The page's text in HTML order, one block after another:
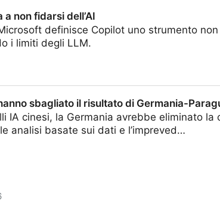
non fidarsi dell’AI
definisce Copilot uno strumento
i limiti degli LLM.
sbagliato il risultato di Germania-
IA cinesi, la Germania avrebbe eliminato la
analisi basate sui dati e l’impreved…